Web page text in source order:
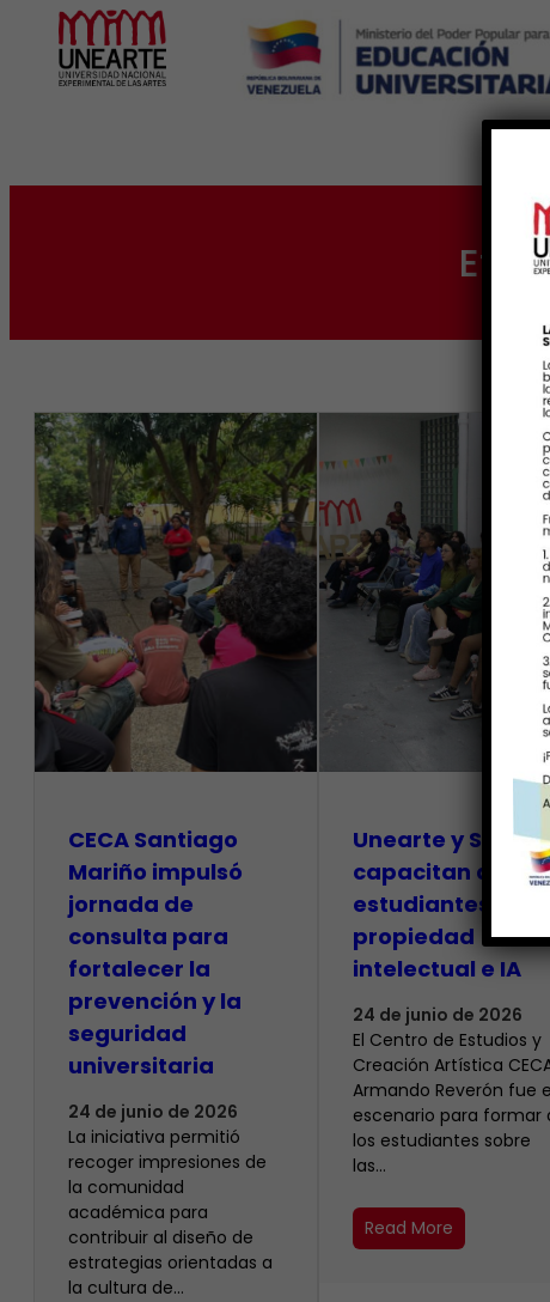
CECA Santiago
Mariño impulsó
jornada de
consulta para
fortalecer la
prevención y la
seguridad
universitaria
24 de junio de 2026
La iniciativa permitió
recoger impresiones de
la comunidad
académica para
contribuir al diseño de
estrategias orientadas a
la cultura de…
Unearte y SAPI
capacitan a
estudiantes sobre
propiedad
intelectual e IA
24 de junio de 2026
El Centro de Estudios y
Creación Artística
Armando Reverón fue
escenario para formar
los estudiantes sobre
las…
Read More